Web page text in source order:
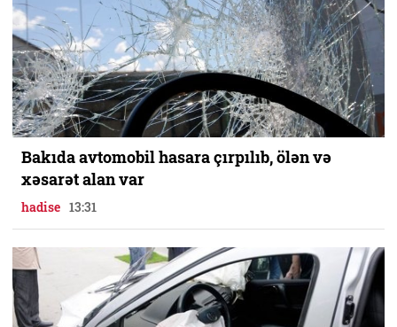
Bakıda avtomobil hasara çırpılıb, ölən və
xəsarət alan var
hadise 13:31